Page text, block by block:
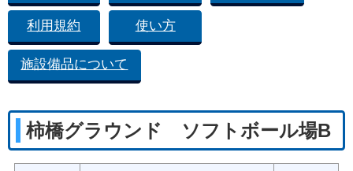
利用規約 使い方
施設備品について
柿橋グラウンド ソフトボール場B